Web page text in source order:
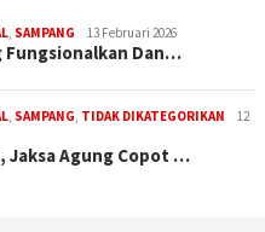
, SAMPANG 13 Februari 2026
Fungsionalkan Dan…
, SAMPANG, TIDAK DIKATEGORIKAN
12
Jaksa Agung Copot …